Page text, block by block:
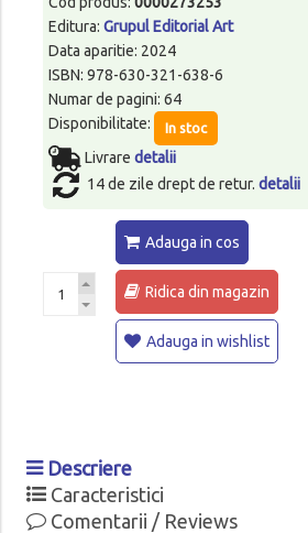
Editura: Grupul Editorial Art
Data aparitie: 2024
ISBN: 978-630-321-638-6
Numar de pagini: 64
Disponibilitate:
In stoc
Livrare detalii
14 de zile drept de retur. detalii
Adauga in cos
Ridica din magazin
Adauga in wishlist
Descriere
Caracteristici
Comentarii / Reviews